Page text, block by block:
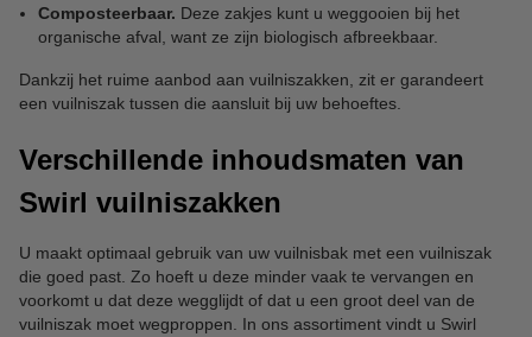
Composteerbaar. Deze zakjes kunt u weggooien bij het
organische afval, want ze zijn biologisch afbreekbaar.
Dankzij het ruime aanbod aan vuilniszakken, zit er garandeert
een vuilniszak tussen die aansluit bij uw behoeftes.
Verschillende inhoudsmaten van
Swirl vuilniszakken
U maakt optimaal gebruik van uw vuilnisbak met een vuilniszak
die goed past. Zo hoeft u deze minder vaak te vervangen en
voorkomt u dat deze wegglijdt of dat u een groot deel van de
vuilniszak moet wegproppen. In ons assortiment vindt u Swirl